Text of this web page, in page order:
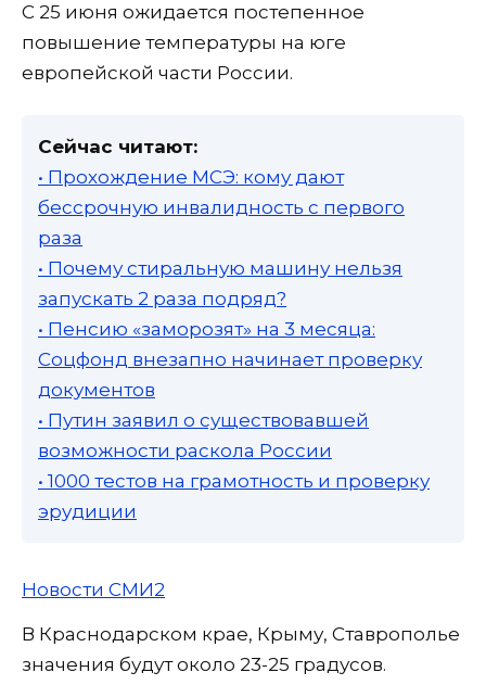
С 25 июня ожидается постепенное
повышение температуры на юге
европейской части России.
Сейчас читают:
• Прохождение МСЭ: кому дают
бессрочную инвалидность с первого
раза
• Почему стиральную машину нельзя
запускать 2 раза подряд?
• Пенсию «заморозят» на 3 месяца:
Соцфонд внезапно начинает проверку
документов
• Путин заявил о существовавшей
возможности раскола России
• 1000 тестов на грамотность и проверку
эрудиции
Новости СМИ2
В Краснодарском крае, Крыму, Ставрополье
значения будут около 23-25 градусов.